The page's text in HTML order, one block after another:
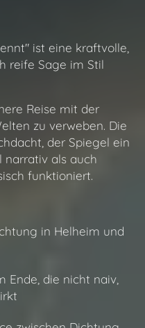
ist eine kraftvolle,
reife Sage im Stil
Reise mit der
zu verweben. Die
der Spiegel ein
narrativ als auch
funktioniert.
in Helheim und
Ende, die nicht naiv,